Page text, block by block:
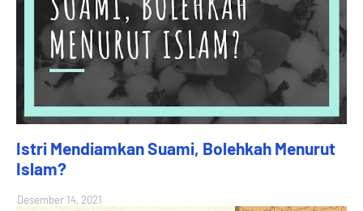
Istri Mendiamkan Suami, Bolehkah Menurut
Islam?
Desember 14, 2021